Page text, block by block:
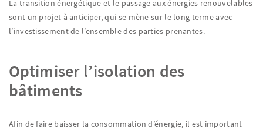
La transition énergétique et le passage aux énergies renouvelables
sont un projet à anticiper, qui se mène sur le long terme avec
l’investissement de l’ensemble des parties prenantes.
Optimiser l’isolation des
bâtiments
Afin de faire baisser la consommation d’énergie, il est important